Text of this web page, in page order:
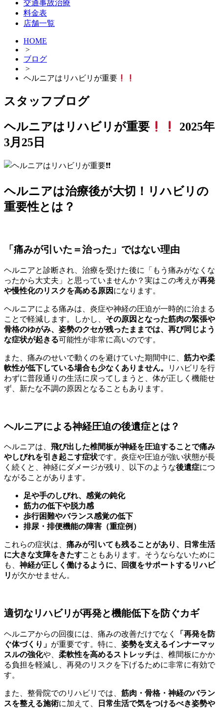
交通事故治療
料金表
店舗一覧
HOME
>
ブログ
>
ヘルニアはリハビリが重要
スタッフブログ
ヘルニアはリハビリが重要
2025年
3月25日
ヘルニアは治療後が大切！リハビリの
重要性とは？
「痛みが引いた＝治った」ではない理由
ヘルニアと診断され、治療を受けた後に「もう痛みがなくな
ったから大丈夫」と思っていませんか？実はこの考えが再発
や慢性化のリスクを高める原因 になります。
ヘルニアによる痛みは、炎症や神経の圧迫が一時的に治まる
ことで軽減します。しかし、 その原因となった筋肉の緊張や
骨格のゆがみ、姿勢のクセが残ったままでは、再び同じよう
な症状が起きる可能性が非常に高いのです。
また、痛みのせいで動くのを避けていた期間中に、 筋力や柔
軟性が低下している場合も少なくありません。
リハビリを行
わずに普段通りの生活に戻ってしまうと、体が正しく機能せ
ず、新たな不調の原因となることもあります。
ヘルニアによる神経圧迫の後遺症とは？
ヘルニアは、 飛び出した椎間板が神経を圧迫することで痛み
やしびれを引き起こす症状です。炎症や圧迫が強い状態が長
く続くと、神経にダメージが残り、以下のような後遺症につ
ながることがあります。
足や手のしびれ、感覚の鈍化
筋力の低下や脱力感
歩行困難やバランス感覚の低下
排尿・排便機能の障害（重症例）
これらの症状は、 痛みが引いても残ることがあり、日常生活
に大きな支障をきたすこともあります。そうならないために
も、神経が正しく働けるように、回復をサポートするリハビ
リ が欠かせません。
適切なリハビリが再発と機能低下を防ぐカギ
ヘルニアからの回復には、痛みの改善だけでなく
「再発を防
ぐ体づくり」 が重要です。特に、 姿勢を支えるインナーマッ
スルの強化や、 柔軟性を高めるストレッチは、椎間板にかか
る負担を軽減し、再発のリスクを下げるために非常に有効で
す。
また、整骨院でのリハビリでは、 筋肉・骨格・神経のバラン
スを整える施術に加えて、
日常生活で気をつけるべき姿勢や